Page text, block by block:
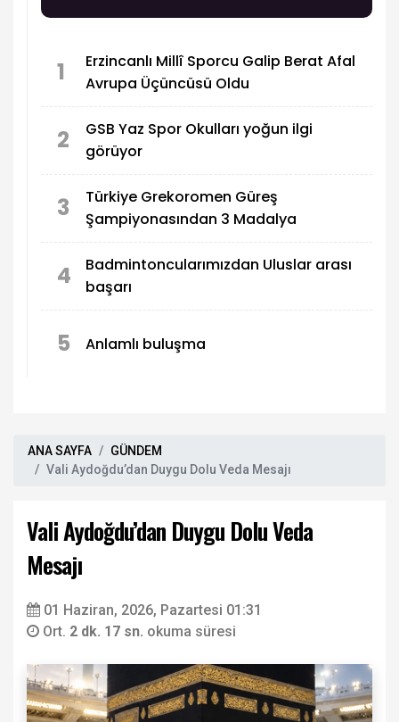
1
Erzincanlı Millî Sporcu Galip Berat Afal
Avrupa Üçüncüsü Oldu
2
GSB Yaz Spor Okulları yoğun ilgi
görüyor
3
Türkiye Grekoromen Güreş
Şampiyonasından 3 Madalya
4
Badmintoncularımızdan Uluslar arası
başarı
5 Anlamlı buluşma
ANA SAYFA
GÜNDEM
Vali Aydoğdu’dan Duygu Dolu Veda Mesajı
Vali Aydoğdu’dan Duygu Dolu Veda
Mesajı
01 Haziran, 2026, Pazartesi 01:31
Ort. 2 dk. 17 sn. okuma süresi